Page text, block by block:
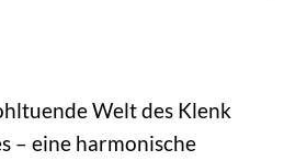
Welt des Klenk
– eine harmonische